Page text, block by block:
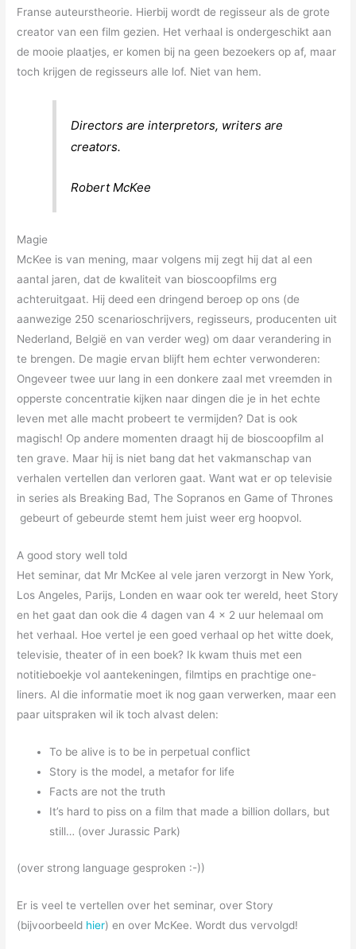
Franse auteurstheorie. Hierbij wordt de regisseur als de grote
creator van een film gezien. Het verhaal is ondergeschikt aan
de mooie plaatjes, er komen bij na geen bezoekers op af, maar
toch krijgen de regisseurs alle lof. Niet van hem.
Directors are interpretors, writers are
creators.
Robert McKee
Magie
McKee is van mening, maar volgens mij zegt hij dat al een
aantal jaren, dat de kwaliteit van bioscoopfilms erg
achteruitgaat. Hij deed een dringend beroep op ons (de
aanwezige 250 scenarioschrijvers, regisseurs, producenten uit
Nederland, België en van verder weg) om daar verandering in
te brengen. De magie ervan blijft hem echter verwonderen:
Ongeveer twee uur lang in een donkere zaal met vreemden in
opperste concentratie kijken naar dingen die je in het echte
leven met alle macht probeert te vermijden? Dat is ook
magisch! Op andere momenten draagt hij de bioscoopfilm al
ten grave. Maar hij is niet bang dat het vakmanschap van
verhalen vertellen dan verloren gaat. Want wat er op televisie
in series als Breaking Bad, The Sopranos en Game of Thrones
gebeurt of gebeurde stemt hem juist weer erg hoopvol.
A good story well told
Het seminar, dat Mr McKee al vele jaren verzorgt in New York,
Los Angeles, Parijs, Londen en waar ook ter wereld, heet Story
en het gaat dan ook die 4 dagen van 4 x 2 uur helemaal om
het verhaal. Hoe vertel je een goed verhaal op het witte doek,
televisie, theater of in een boek? Ik kwam thuis met een
notitieboekje vol aantekeningen, filmtips en prachtige one-
liners. Al die informatie moet ik nog gaan verwerken, maar een
paar uitspraken wil ik toch alvast delen:
To be alive is to be in perpetual conflict
Story is the model, a metafor for life
Facts are not the truth
It’s hard to piss on a film that made a billion dollars, but
still… (over Jurassic Park)
(over strong language gesproken :-))
Er is veel te vertellen over het seminar, over Story
(bijvoorbeeld hier) en over McKee. Wordt dus vervolgd!